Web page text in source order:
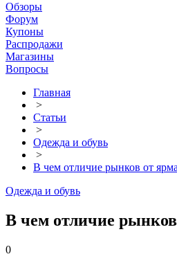
Обзоры
Форум
Купоны
Распродажи
Магазины
Вопросы
Главная
>
Статьи
>
Одежда и обувь
>
В чем отличие рынков от
Одежда и обувь
В чем отличие
0